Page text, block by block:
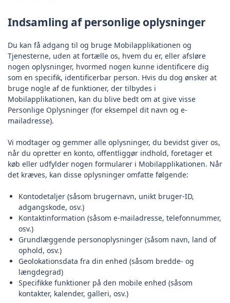
Indsamling af personlige oplysninger
Du kan få adgang til og bruge Mobilapplikationen og
Tjenesterne, uden at fortælle os, hvem du er, eller afsløre
nogen oplysninger, hvormed nogen kunne identificere dig
som en specifik, identificerbar person. Hvis du dog ønsker at
bruge nogle af de funktioner, der tilbydes i
Mobilapplikationen, kan du blive bedt om at give visse
Personlige Oplysninger (for eksempel dit navn og e-
mailadresse).
Vi modtager og gemmer alle oplysninger, du bevidst giver os,
når du opretter en konto, offentliggør indhold, foretager et
køb eller udfylder nogen formularer i Mobilapplikationen. Når
det kræves, kan disse oplysninger omfatte følgende:
Kontodetaljer (såsom brugernavn, unikt bruger-ID,
adgangskode, osv.)
Kontaktinformation (såsom e-mailadresse, telefonnummer,
osv.)
Grundlæggende personoplysninger (såsom navn, land of
ophold, osv.)
Geolokationsdata fra din enhed (såsom bredde- og
længdegrad)
Specifikke funktioner på den mobile enhed (såsom
kontakter, kalender, galleri, osv.)